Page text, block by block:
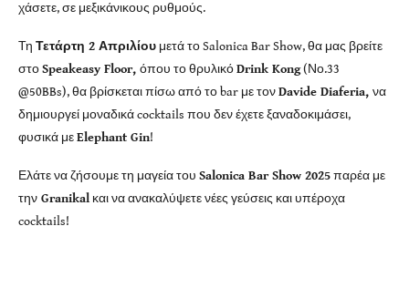
χάσετε, σε μεξικάνικους ρυθμούς.
Τη Τετάρτη 2 Απριλίου μετά το Salonica Bar Show, θα μας βρείτε
στοSpeakeasy Floor, όπου το θρυλικόDrink Kong(Νο.33
@50BBs), θα βρίσκεται πίσω από το bar με τονDavide Diaferia, να
δημιουργεί μοναδικά cocktails που δεν έχετε ξαναδοκιμάσει,
φυσικά μεElephant Gin!
Ελάτε να ζήσουμε τη μαγεία του Salonica Bar Show 2025παρέα με
την Granikal και να ανακαλύψετε νέες γεύσεις και υπέροχα
cocktails!